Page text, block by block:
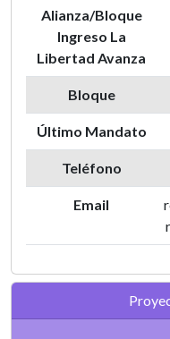
Alianza/Bloque
Ingreso La
Libertad Avanza
Bloque
Último Mandato
Teléfono
Email